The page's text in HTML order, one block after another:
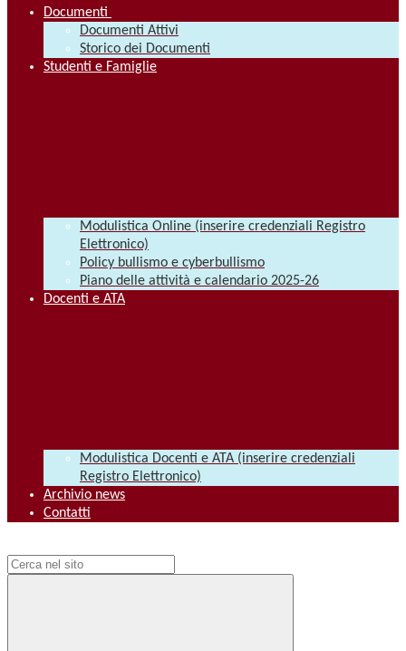
Documenti
Documenti Attivi
Storico dei Documenti
Studenti e Famiglie
Modulistica Online (inserire credenziali Registro
Elettronico)
Policy bullismo e cyberbullismo
Piano delle attività e calendario 2025-26
Docenti e ATA
Modulistica Docenti e ATA (inserire credenziali
Registro Elettronico)
Archivio news
Contatti